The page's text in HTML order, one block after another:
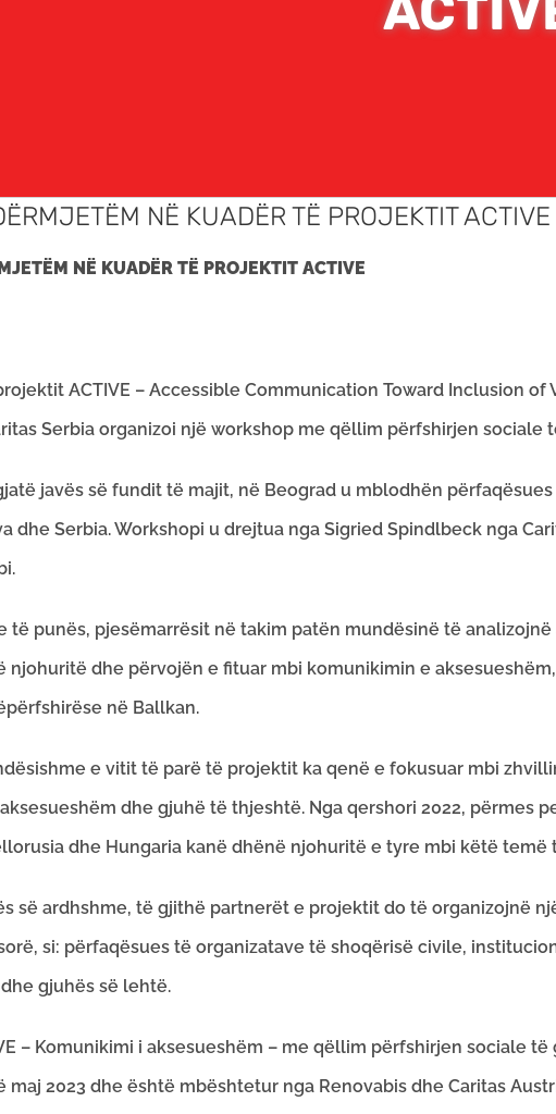
NË KUADËR TË PROJEKTIT ACTIVE
NË KUADËR TË PROJEKTIT ACTIVE
ACTIVE – Accessible Communication Toward Inclusion
Serbia organizoi një workshop me qëllim përfshirjen
javës së fundit të majit, në Beograd u mblodhën
dhe Serbia. Workshopi u drejtua nga Sigried Spindlbeck nga
të punës, pjesëmarrësit në takim patën mundësinë të
njohuritë dhe përvojën e fituar mbi komunikimin e
në Ballkan.
e vitit të parë të projektit ka qenë e fokusuar mbi
dhe gjuhë të thjeshtë. Nga qershori 2022, përmes
dhe Hungaria kanë dhënë njohuritë e tyre mbi këtë
së ardhshme, të gjithë partnerët e projektit do të organizojnë
si: përfaqësues të organizatave të shoqërisë civile,
gjuhës së lehtë.
– Komunikimi i aksesueshëm – me qëllim përfshirjen sociale
maj 2023 dhe është mbështetur nga Renovabis dhe Caritas